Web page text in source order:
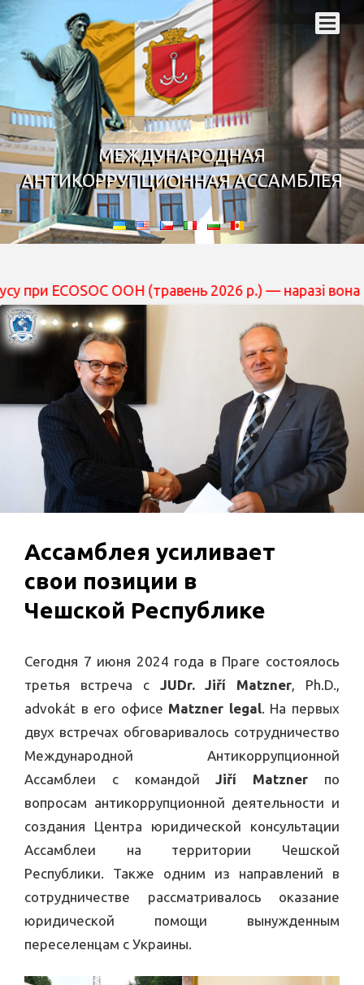
МЕЖДУНАРОДНАЯ
АНТИКОРРУПЦИОННАЯ АССАМБЛЕЯ
ECOSOC ООН (травень 2026 р.) — наразі вона
Ассамблея усиливает
свои позиции в
Чешской Республике
Сегодня 7 июня 2024 года в Праге состоялось
третья встреча с JUDr. Jiří Matzner, Ph.D.,
advokát в его офисе Matzner legal. На первых
двух встречах обговаривалось сотрудничество
Международной Антикоррупционной
Ассамблеи с командойJiří Matzner по
вопросам антикоррупционной деятельности и
создания Центра юридической консультации
Ассамблеи на территории Чешской
Республики. Также одним из направлений в
сотрудничестве рассматривалось оказание
юридической помощи вынужденным
переселенцам с Украины.